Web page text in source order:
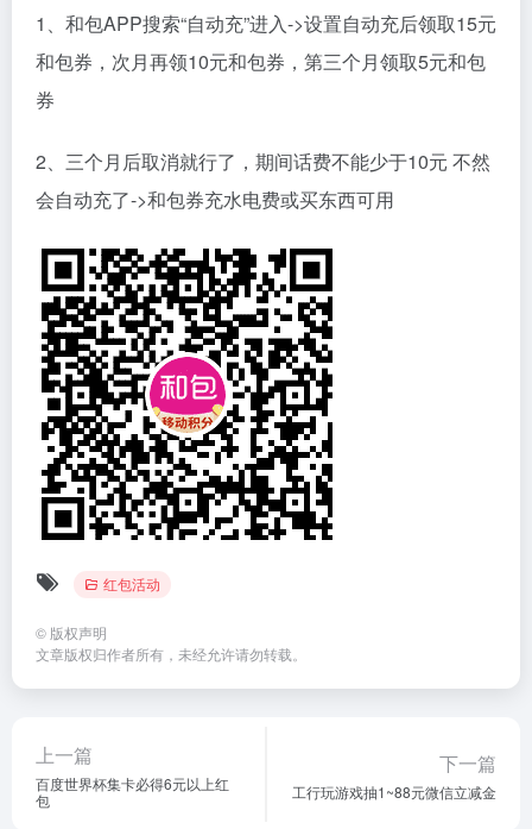
1、和包APP搜索“自动充”进入->设置自动充后领取15元
和包券，次月再领10元和包券，第三个月领取5元和包
券
2、三个月后取消就行了，期间话费不能少于10元 不然
会自动充了->和包券充水电费或买东西可用
红包活动
© 版权声明
文章版权归作者所有，未经允许请勿转载。
上一篇
百度世界杯集卡必得6元以上红
包
下一篇
工行玩游戏抽1~88元微信立减金